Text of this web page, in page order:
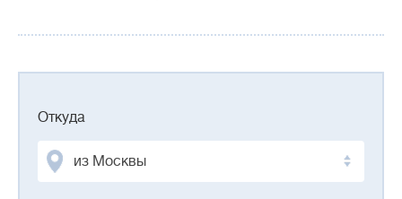
Откуда
из Москвы